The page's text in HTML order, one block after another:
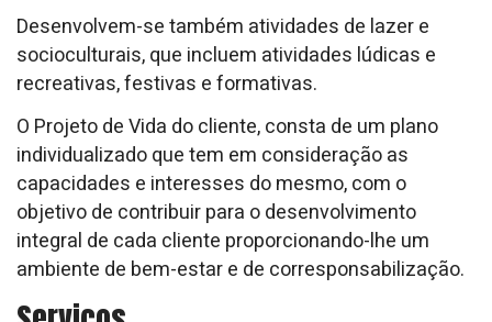
Desenvolvem-se também atividades de lazer e
socioculturais, que incluem atividades lúdicas e
recreativas, festivas e formativas.
O Projeto de Vida do cliente, consta de um plano
individualizado que tem em consideração as
capacidades e interesses do mesmo, com o
objetivo de contribuir para o desenvolvimento
integral de cada cliente proporcionando-lhe um
ambiente de bem-estar e de corresponsabilização.